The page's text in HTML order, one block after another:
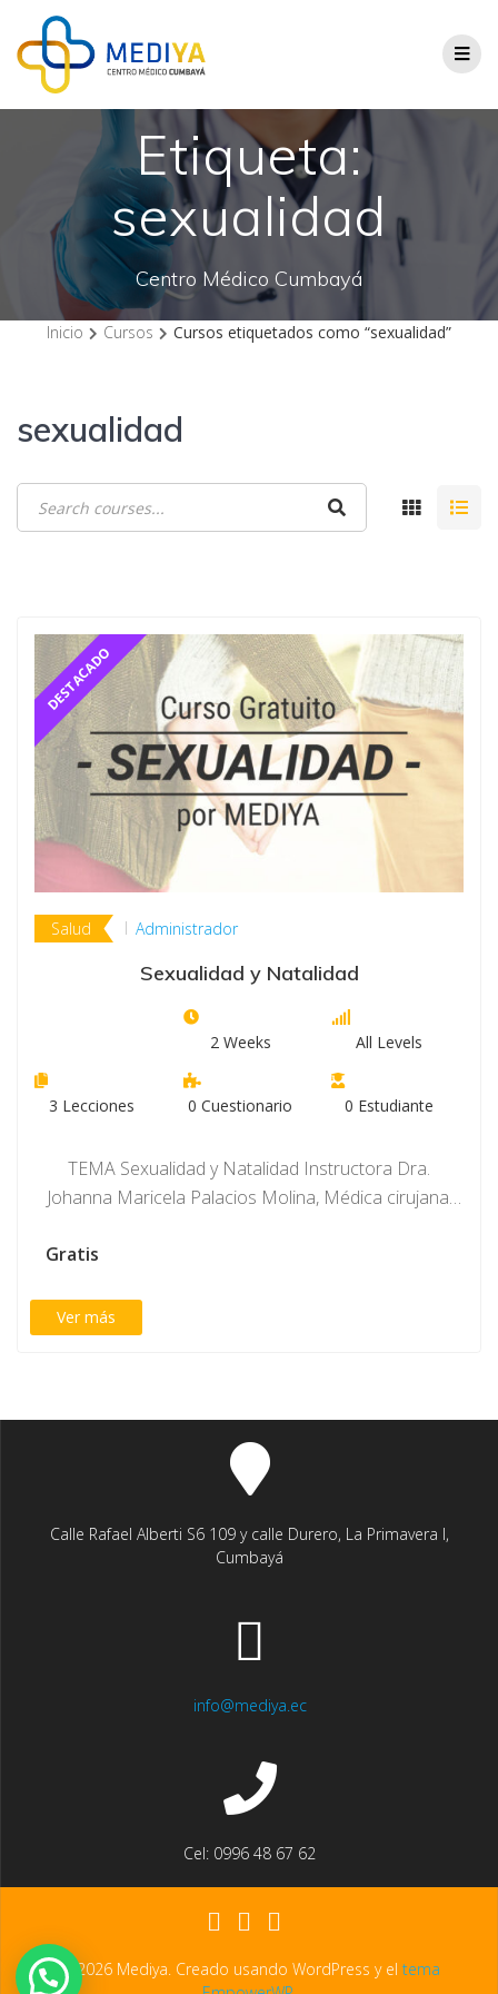
Etiqueta:
sexualidad
Centro Médico Cumbayá
Inicio Cursos Cursos etiquetados como “sexualidad”
sexualidad
Salud Administrador
Sexualidad y Natalidad
2 Weeks All Levels
3 Lecciones 0 Cuestionario 0 Estudiante
TEMA Sexualidad y Natalidad Instructora Dra.
Johanna Maricela Palacios Molina, Médica cirujana,
Gratis
Ver más
Calle Rafael Alberti S6 109 y calle Durero, La Primavera I,
Cumbayá
info@mediya.ec
Cel: 0996 48 67 62
© 2026 Mediya. Creado usando WordPress y el tema